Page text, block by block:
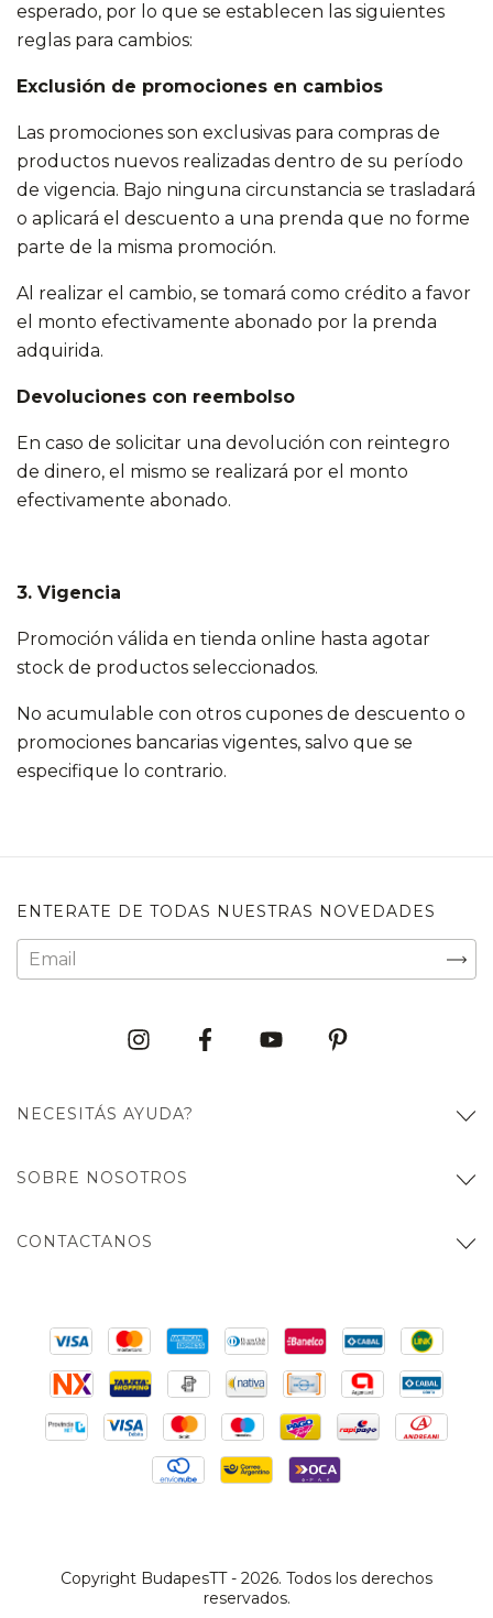
esperado, por lo que se establecen las siguientes
reglas para cambios:
Exclusión de promociones en cambios
Las promociones son exclusivas para compras de
productos nuevos realizadas dentro de su período
de vigencia. Bajo ninguna circunstancia se trasladará
o aplicará el descuento a una prenda que no forme
parte de la misma promoción.
Al realizar el cambio, se tomará como crédito a favor
el monto efectivamente abonado por la prenda
adquirida.
Devoluciones con reembolso
En caso de solicitar una devolución con reintegro
de dinero, el mismo se realizará por el monto
efectivamente abonado.
3. Vigencia
Promoción válida en tienda online hasta agotar
stock de productos seleccionados.
No acumulable con otros cupones de descuento o
promociones bancarias vigentes, salvo que se
especifique lo contrario.
ENTERATE DE TODAS NUESTRAS NOVEDADES
NECESITÁS AYUDA?
SOBRE NOSOTROS
CONTACTANOS
Copyright BudapesTT - 2026. Todos los derechos
reservados.